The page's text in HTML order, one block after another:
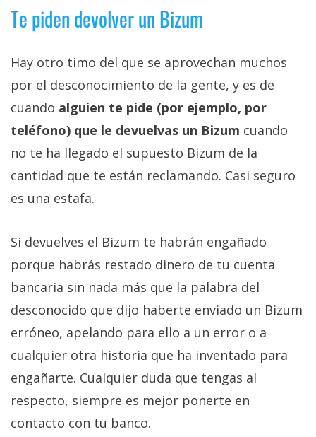
Te piden devolver un Bizum
Hay otro timo del que se aprovechan muchos
por el desconocimiento de la gente, y es de
cuando alguien te pide (por ejemplo, por
teléfono) que le devuelvas un Bizum cuando
no te ha llegado el supuesto Bizum de la
cantidad que te están reclamando. Casi seguro
es una estafa.
Si devuelves el Bizum te habrán engañado
porque habrás restado dinero de tu cuenta
bancaria sin nada más que la palabra del
desconocido que dijo haberte enviado un Bizum
erróneo, apelando para ello a un error o a
cualquier otra historia que ha inventado para
engañarte. Cualquier duda que tengas al
respecto, siempre es mejor ponerte en
contacto con tu banco.